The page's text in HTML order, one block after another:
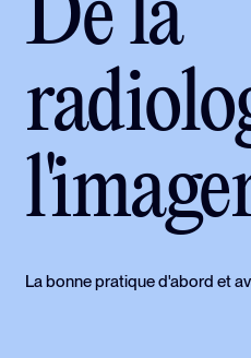
De la
La bonne pratique d'abord et